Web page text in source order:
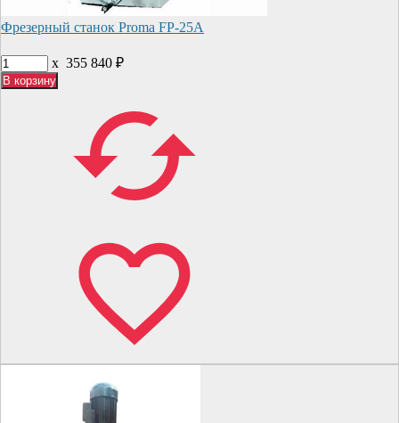
Фрезерный станок Proma FP-25A
x 355 840 ₽